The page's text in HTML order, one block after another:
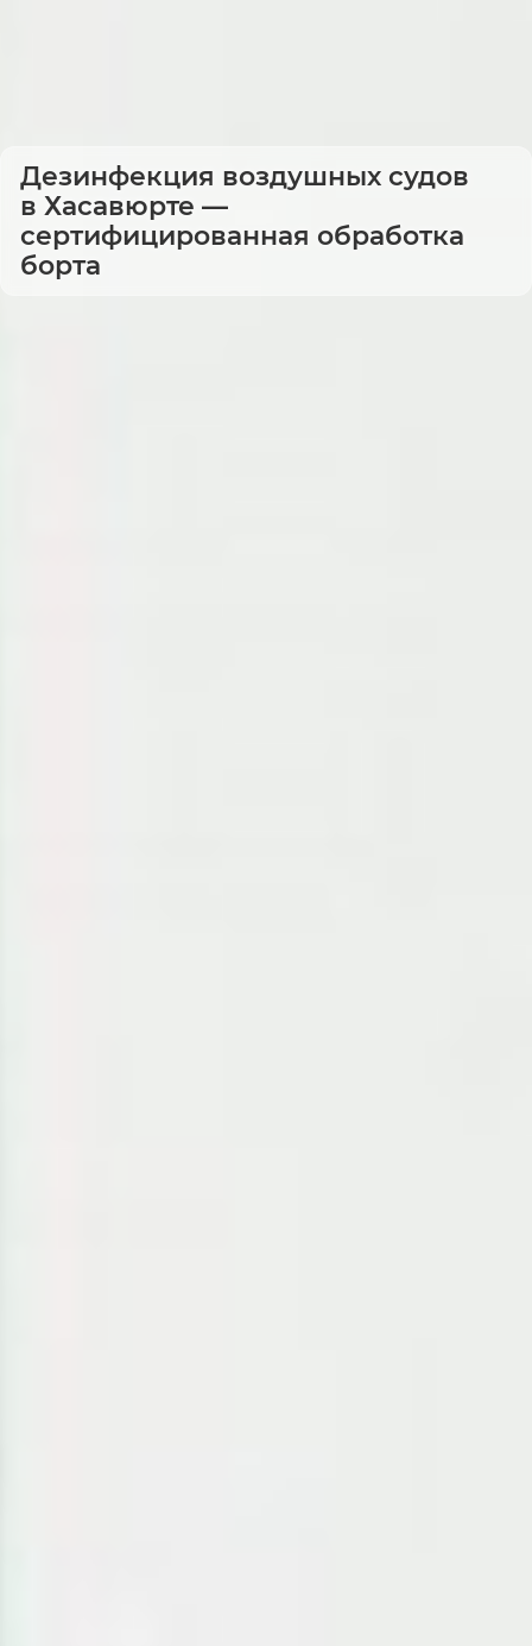
Дезинфекция воздушных судов
в Хасавюрте —
сертифицированная обработка
борта